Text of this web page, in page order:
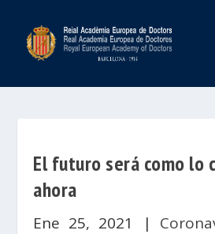
El futuro será como lo
ahora
Ene 25, 2021 |